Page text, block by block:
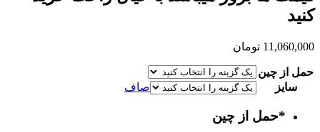
کنید
11,060,000 تومان
حمل از چین
سایز
صاف
*حمل از چین